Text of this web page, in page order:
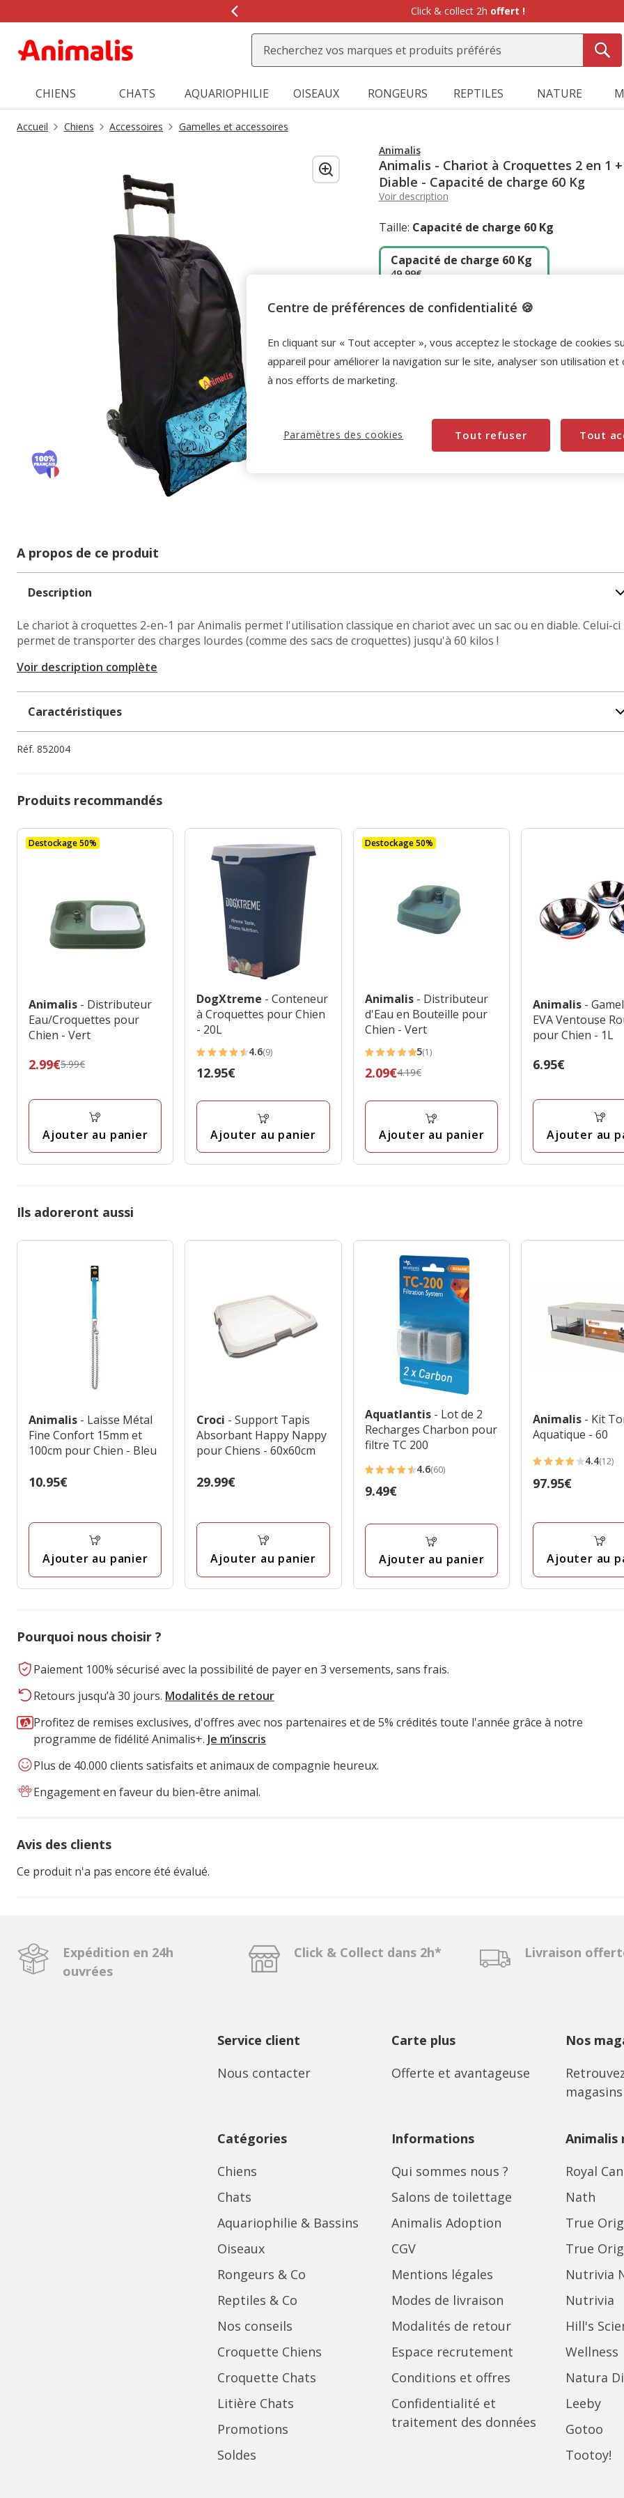
de
message,
Click & collect 2h offert !
CHIENS CHATS AQUARIOPHILIE OISEAUX RONGEURS REPTILES NATURE
Accueil Chiens Accessoires
Gamelles et accessoires
Animalis
Animalis - Chariot à Croquettes 2 en 1 +
Diable - Capacité de charge 60 Kg
Voir description
Taille: Capacité de charge 60 Kg
Capacité de charge 60 Kg
49.99€
A propos de ce produit
Description
Le chariot à croquettes 2-en-1 par Animalis permet l'utilisation classique en chariot avec un sac ou en diable. Celui-ci
permet de transporter des charges lourdes (comme des sacs de croquettes) jusqu'à 60 kilos !
Voir description complète
Caractéristiques
Réf. 852004
Produits recommandés
Destockage 50%
Animalis - Distributeur
Eau/Croquettes pour
Chien - Vert
Prix
5.99€,
final
2.99€
2.99€5.99€
Ajouter au panier
DogXtreme - Conteneur
à Croquettes pour Chien
- 20L
4.6
étoiles
9
4.6(9)
Prix
12.95€
Ajouter au panier
Destockage 50%
Animalis - Distributeur
d'Eau en Bouteille pour
Chien - Vert
5
étoiles
1
5(1)
Prix
4.19€,
final
2.09€
2.09€4.19€
Ajouter au panier
Animalis -
EVA Ventouse
pour Chien - 1L
Prix
6.95€
Ajouter au
Ils adoreront aussi
Animalis - Laisse Métal
Fine Confort 15mm et
100cm pour Chien - Bleu
Prix
10.95€
Ajouter au panier
Croci - Support Tapis
Absorbant Happy Nappy
pour Chiens - 60x60cm
Prix
29.99€
Ajouter au panier
Aquatlantis - Lot de 2
Recharges Charbon pour
filtre TC 200
4.6
étoiles
60
4.6(60)
Prix
9.49€
Ajouter au panier
Animalis - Kit
Aquatique - 60
4.4
étoiles
12
4.4(12)
Prix
97.95€
Ajouter au
Pourquoi nous choisir ?
Paiement 100% sécurisé avec la possibilité de payer en 3 versements, sans frais.
Retours jusqu’à 30 jours. Modalités de retour
Profitez de remises exclusives, d'offres avec nos partenaires et de 5% crédités toute l'année grâce à notre
programme de fidélité Animalis+. Je m’inscris
Plus de 40.000 clients satisfaits et animaux de compagnie heureux.
Engagement en faveur du bien-être animal.
Avis des clients
Ce produit n'a pas encore été évalué.
Expédition en 24h
ouvrées
Click & Collect dans 2h* Livraison
Service client
Nous contacter
Carte plus
Offerte et avantageuse
Nos
magasins
Catégories
Chiens
Chats
Aquariophilie & Bassins
Oiseaux
Rongeurs & Co
Reptiles & Co
Nos conseils
Croquette Chiens
Croquette Chats
Litière Chats
Promotions
Soldes
Informations
Qui sommes nous ?
Salons de toilettage
Animalis Adoption
CGV
Mentions légales
Modes de livraison
Modalités de retour
Espace recrutement
Conditions et offres
Confidentialité et
traitement des données
Animalis
Royal
Nath
True
True
Nutrivia
Nutrivia
Hill's
Wellness
Natura
Leeby
Gotoo
Tootoy!
Centre de préférences de confidentialité 🍪
En cliquant sur « Tout accepter », vous acceptez le stockage de cookies
appareil pour améliorer la navigation sur le site, analyser son utilisation et
à nos efforts de marketing.
Tout refuser Tout
Paramètres des cookies